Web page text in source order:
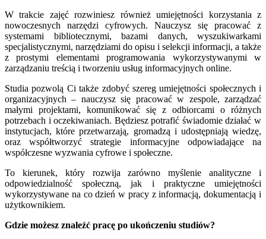
W trakcie zajęć rozwiniesz również umiejętności korzystania z
nowoczesnych narzędzi cyfrowych. Nauczysz się pracować z
systemami bibliotecznymi, bazami danych, wyszukiwarkami
specjalistycznymi, narzędziami do opisu i selekcji informacji, a także
z prostymi elementami programowania wykorzystywanymi w
zarządzaniu treścią i tworzeniu usług informacyjnych online.
Studia pozwolą Ci także zdobyć szereg umiejętności społecznych i
organizacyjnych – nauczysz się pracować w zespole, zarządzać
małymi projektami, komunikować się z odbiorcami o różnych
potrzebach i oczekiwaniach. Będziesz potrafić świadomie działać w
instytucjach, które przetwarzają, gromadzą i udostępniają wiedzę,
oraz współtworzyć strategie informacyjne odpowiadające na
współczesne wyzwania cyfrowe i społeczne.
To kierunek, który rozwija zarówno myślenie analityczne i
odpowiedzialność społeczną, jak i praktyczne umiejętności
wykorzystywane na co dzień w pracy z informacją, dokumentacją i
użytkownikiem.
Gdzie możesz znaleźć pracę po ukończeniu studiów?